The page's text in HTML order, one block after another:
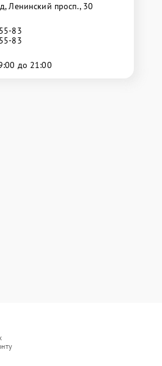
Ленинский просп., 30
83
83
до 21:00